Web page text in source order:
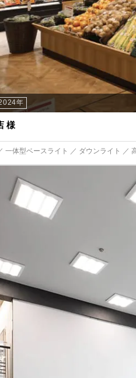
年
様
一体型ベースライト ／ ダウンライト ／